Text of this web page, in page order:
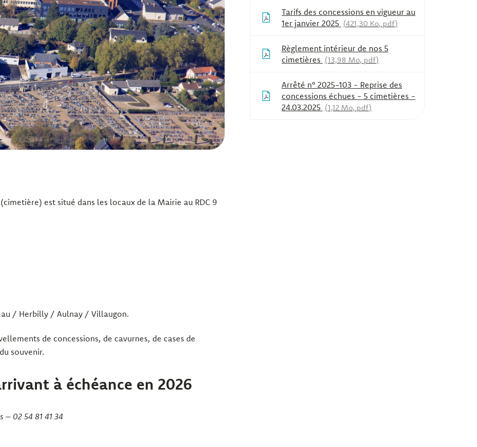
est situé dans les locaux de la Mairie au RDC 9
/ Herbilly / Aulnay / Villaugon.
de concessions, de cavurnes, de cases de
souvenir.
à échéance en 2026
– 02 54 81 41 34
Tarifs des concessions en vigueur au
1er janvier 2025
421,30 Ko, pdf
Règlement intérieur de nos 5
cimetières
13,98 Mo, pdf
Arrêté n° 2025-103 - Reprise des
concessions échues - 5 cimetières -
24.03.2025
1,12 Mo, pdf